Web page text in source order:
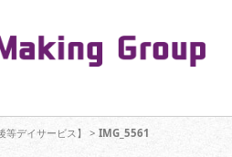
お客様には一対一で向き合い、ご家族
大切にし【家族の絆】に寄り添いま
デイサービス】 > IMG_5561